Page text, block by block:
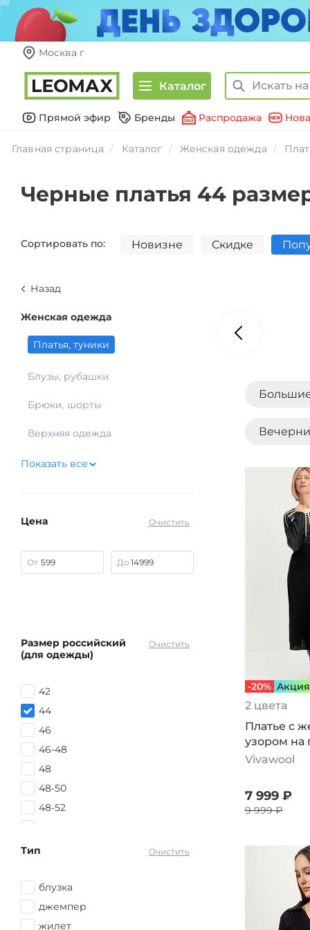
Москва г
Каталог
Прямой эфир Бренды Распродажа
Главная страница Каталог Женская одежда
Черные платья 44
Сортировать по: Новизне Скидке
Назад
Женская одежда
Платья, туники
Блузы, рубашки
Брюки, шорты
Верхняя одежда
Показать все
Очистить
Цена
От До
Очистить
Размер российский
(для одежды)
42
44
46
46-48
48
48-50
48-52
50-52
52-54
54
54-56
Очистить
Тип
блузка
джемпер
жилет
-20% Aкция
2 цвета
Платье с
узором на
Vivawool
7 999 ₽
9 999 ₽